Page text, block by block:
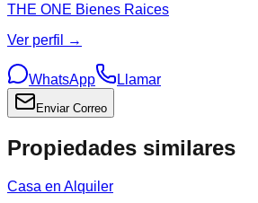
THE ONE Bienes Raices
Ver perfil →
WhatsApp Llamar
Enviar Correo
Propiedades similares
Casa en Alquiler